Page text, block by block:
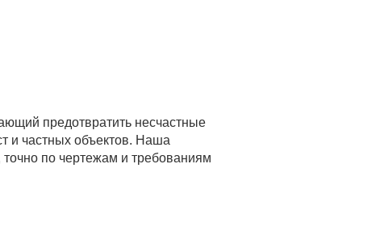
предотвратить несчастные
и частных объектов. Наша
точно по чертежам и требованиям